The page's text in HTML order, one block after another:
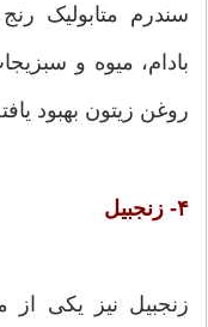
سندرم متابولیک
بادام، میوه و
روغن زیتون بهبود
۴- زنجبیل
زنجبیل نیز یکی